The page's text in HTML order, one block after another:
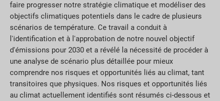
faire progresser notre stratégie climatique et modéliser des
objectifs climatiques potentiels dans le cadre de plusieurs
scénarios de température. Ce travail a conduit à
l'identification et à l'approbation de notre nouvel objectif
d'émissions pour 2030 et a révélé la nécessité de procéder à
une analyse de scénario plus détaillée pour mieux
comprendre nos risques et opportunités liés au climat, tant
transitoires que physiques. Nos risques et opportunités liés
au climat actuellement identifiés sont résumés ci-dessous et